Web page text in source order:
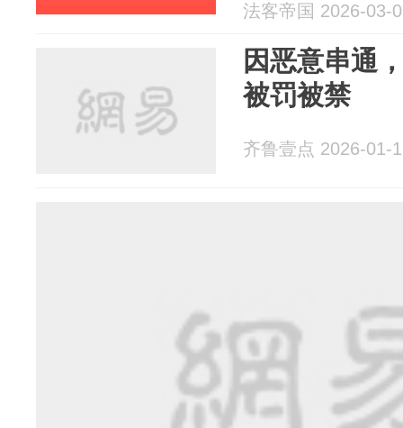
法客帝国 2026-03-
因恶意串通
被罚被禁
齐鲁壹点 2026-01-